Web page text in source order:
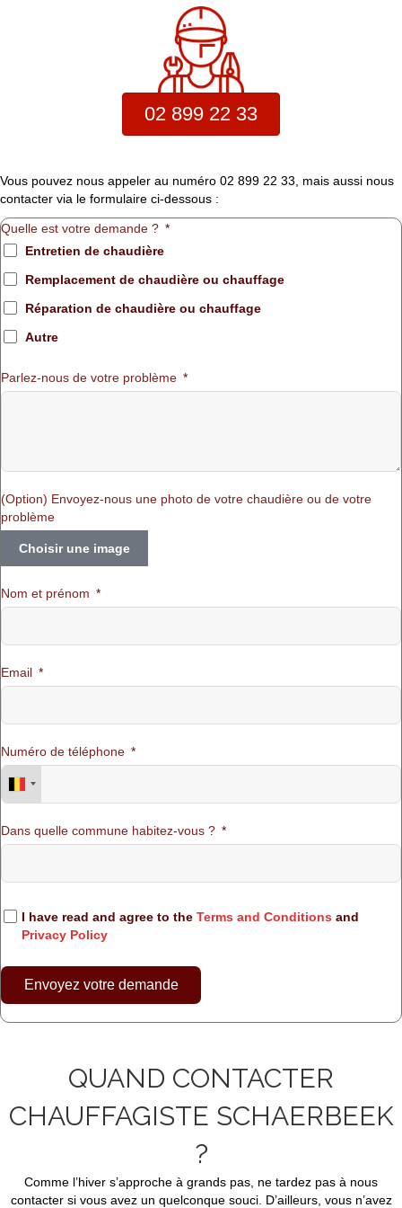
02 899 22 33
Vous pouvez nous appeler au numéro 02 899 22 33, mais aussi nous
contacter via le formulaire ci-dessous :
Quelle est votre demande ?
Entretien de chaudière
Remplacement de chaudière ou chauffage
Réparation de chaudière ou chauffage
Autre
Parlez-nous de votre problème
(Option) Envoyez-nous une photo de votre chaudière ou de votre
problème
Choisir une image
Nom et prénom
Email
Numéro de téléphone
Dans quelle commune habitez-vous ?
I have read and agree to the Terms and Conditions and
Privacy Policy
Envoyez votre demande
QUAND CONTACTER
CHAUFFAGISTE SCHAERBEEK
?
Comme l’hiver s’approche à grands pas, ne tardez pas à nous
contacter si vous avez un quelconque souci. D’ailleurs, vous n’avez